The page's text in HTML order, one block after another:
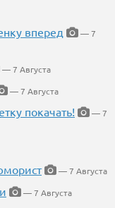
вперед
— 7
— 7 Августа
— 7 Августа
покачать!
— 7
— 7 Августа
— 7 Августа